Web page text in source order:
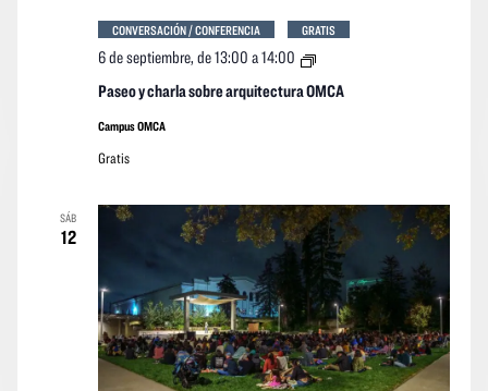
Paseo y charla sobre arquitectura OMCA
6 de septiembre, de 13:00 a14:00
Paseo
charla
CONVERSACIÓN / CONFERENCIA GRATIS
Campus OMCA
Gratis
SÁB
12